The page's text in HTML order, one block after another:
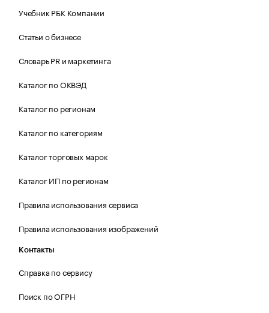
Учебник РБК Компании
Статьи о бизнесе
Словарь PR и маркетинга
Каталог по ОКВЭД
Каталог по регионам
Каталог по категориям
Каталог торговых марок
Каталог ИП по регионам
Правила использования сервиса
Правила использования изображений
Контакты
Справка по сервису
Поиск по ОГРН